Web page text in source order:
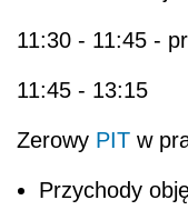
11:30 - 11:45 -
11:45 - 13:15
Zerowy PIT w
Przychody